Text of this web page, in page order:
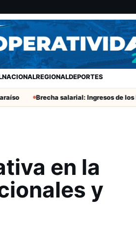
NACIONALREGIONALDEPORTES
Brecha salarial: Ingresos de los
en la
y